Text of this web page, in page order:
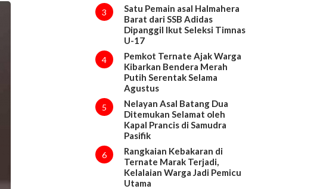
3
Satu Pemain asal Halmahera
Barat dari SSB Adidas
Dipanggil Ikut Seleksi Timnas
U-17
4
Pemkot Ternate Ajak Warga
Kibarkan Bendera Merah
Putih Serentak Selama
Agustus
5
Nelayan Asal Batang Dua
Ditemukan Selamat oleh
Kapal Prancis di Samudra
Pasifik
6
Rangkaian Kebakaran di
Ternate Marak Terjadi,
Kelalaian Warga Jadi Pemicu
Utama